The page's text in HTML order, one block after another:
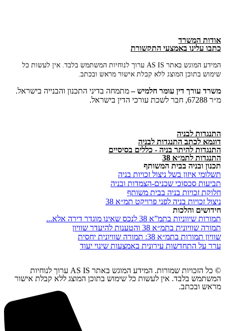
אודות המשרד
כתבו עלינו באמצעי התקשורת
המידע המוגש באתר AS IS ערוך לנוחיות המשתמש בלבד. אין לעשות כל
שימוש בתוכן המוצג ללא קבלת אישור מראש ובכתב.
משרד עורך דין עומר חלמיש –מתמחה בדיני התכנון והבנייה בישראל.
מ״ר 67288, חבר לשכת עורכי הדין בישראל.
התנגדות לבניה
דוגמא לכתב התנגדות לבניה
התנגדות להיתר בניה - כללים בסיסיים
התנגדות לתמ״א 38
תכנון ובניה בבית המשותף
תשלומי איזון בשל ניצול זכויות בניה
תביעות סכסוכי שכנים-הצמדות ובניה
חלוקת זכויות בניה בבית משותף
ניצול זכויות בניה לפני פרויקט תמ״א 38
חידושים והלכות
תמורות שיווניות בתמ”א 38 לנכס שאינו מוגדר דירה אלא...
תמורה שוויונית בתמ״א 38 והטענות להיעדר שוויון
שוויון תמורות בתמ״א 38: תמורה שוויונית יחסית
ערר על התחדשות עירונית באמצעות שינוי יעוד
© כל הזכויות שמורות. המידע המוגש באתר AS IS ערוך לנוחיות
המשתמש בלבד. אין לעשות כל שימוש בתוכן המוצג ללא קבלת אישור
מראש ובכתב.